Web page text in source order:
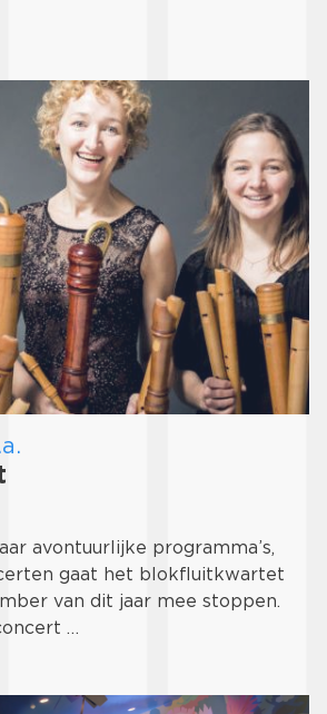
avontuurlijke programma’s,
gaat het blokfluitkwartet
van dit jaar mee stoppen.
…